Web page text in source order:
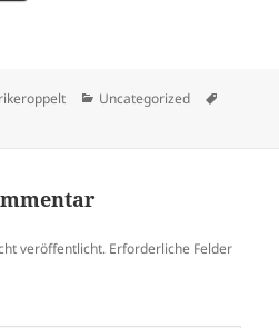
Kategorien
Uncategorized
veröffentlicht. Erforderliche Felder